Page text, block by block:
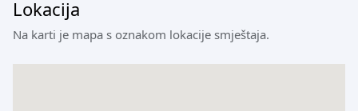
Lokacija
Na karti je mapa s oznakom lokacije smještaja.